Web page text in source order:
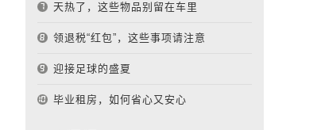
天热了，这些物品别留在车里
领退税“红包”，这些事项请注意
迎接足球的盛夏
毕业租房，如何省心又安心